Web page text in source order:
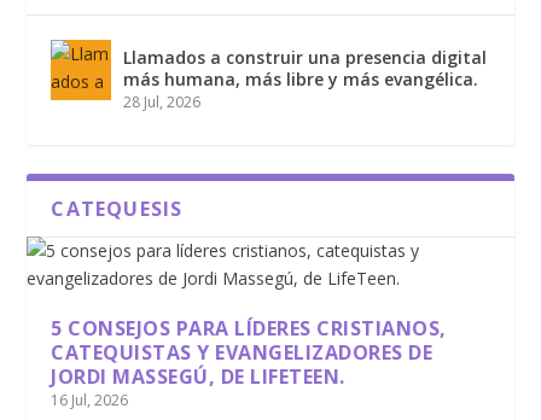
Llamados a construir una presencia digital
más humana, más libre y más evangélica.
28 Jul, 2026
CATEQUESIS
5 CONSEJOS PARA LÍDERES CRISTIANOS,
CATEQUISTAS Y EVANGELIZADORES DE
JORDI MASSEGÚ, DE LIFETEEN.
16 Jul, 2026